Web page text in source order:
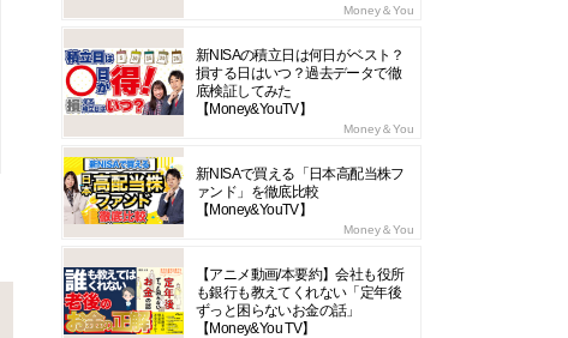
Money＆You
新NISAの積立日は何日がベスト？
損する日はいつ？過去データで徹
底検証してみた
【Money&YouTV】
Money＆You
新NISAで買える「日本高配当株フ
ァンド」を徹底比較
【Money&YouTV】
Money＆You
【アニメ動画/本要約】会社も役所
も銀行も教えてくれない「定年後
ずっと困らないお金の話」
【Money&You TV】